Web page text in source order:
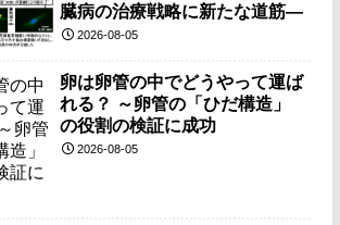
臓病の治療戦略に新たな道筋―
2026-08-05
卵は卵管の中でどうやって運ば
れる？ ～卵管の「ひだ構造」
の役割の検証に成功
2026-08-05